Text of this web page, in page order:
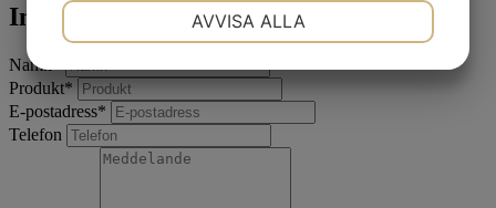
Intresserad av att köpa?
Namn
Produkt*
E-postadress*
Telefon
MARKNADSFÖRING
AVVISA ALLA